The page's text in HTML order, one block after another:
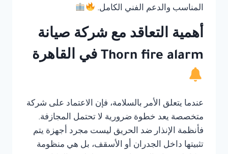
المناسب والدعم الفني الكامل.
أهمية التعاقد مع شركة صيانة
Thorn fire alarm في القاهرة
عندما يتعلق الأمر بالسلامة، فإن الاعتماد على شركة
متخصصة يعد خطوة ضرورية لا تحتمل المجازفة.
فأنظمة الإنذار ضد الحريق ليست مجرد أجهزة يتم
تثبيتها داخل الجدران أو الأسقف، بل هي منظومة